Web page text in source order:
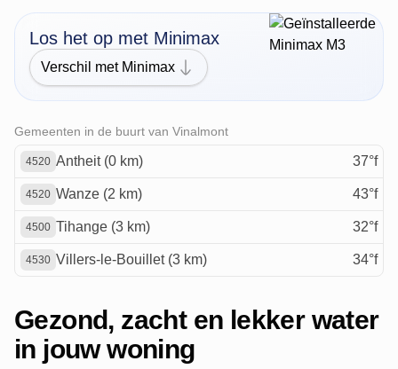
Los het op met Minimax
Verschil met Minimax
Gemeenten in de buurt van Vinalmont
4520 Antheit (0 km) 37°f
4520 Wanze (2 km) 43°f
4500 Tihange (3 km) 32°f
4530 Villers-le-Bouillet (3 km) 34°f
Gezond, zacht en lekker water
in jouw woning